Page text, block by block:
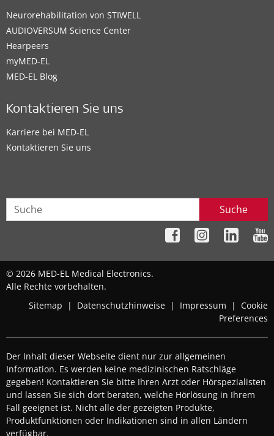
Neurorehabilitation von STIWELL
AUDIOVERSUM Science Center
Hearpeers
myMED‑EL
MED-EL Blog
Kontaktieren Sie uns
Karriere bei MED-EL
Kontaktieren Sie uns
Suche
© 2026 MED-EL Medical Electronics.
Alle Rechte vorbehalten.
Sitemap
| Datenschutzhinweise | Impressum | Cookie
Preferences
Der Inhalt dieser Webseite dient nur zur allgemeinen
Information. Es werden keine medizinischen Ratschläge
gegeben! Kontaktieren Sie bitte Ihren Arzt oder Hörspezialisten
und lassen Sie sich dort beraten, welche Hörlösung in Ihrem
Fall geeignet ist. Nicht alle der gezeigten Produkte,
Produktfunktionen oder Indikationen sind in allen Ländern
verfügbar.